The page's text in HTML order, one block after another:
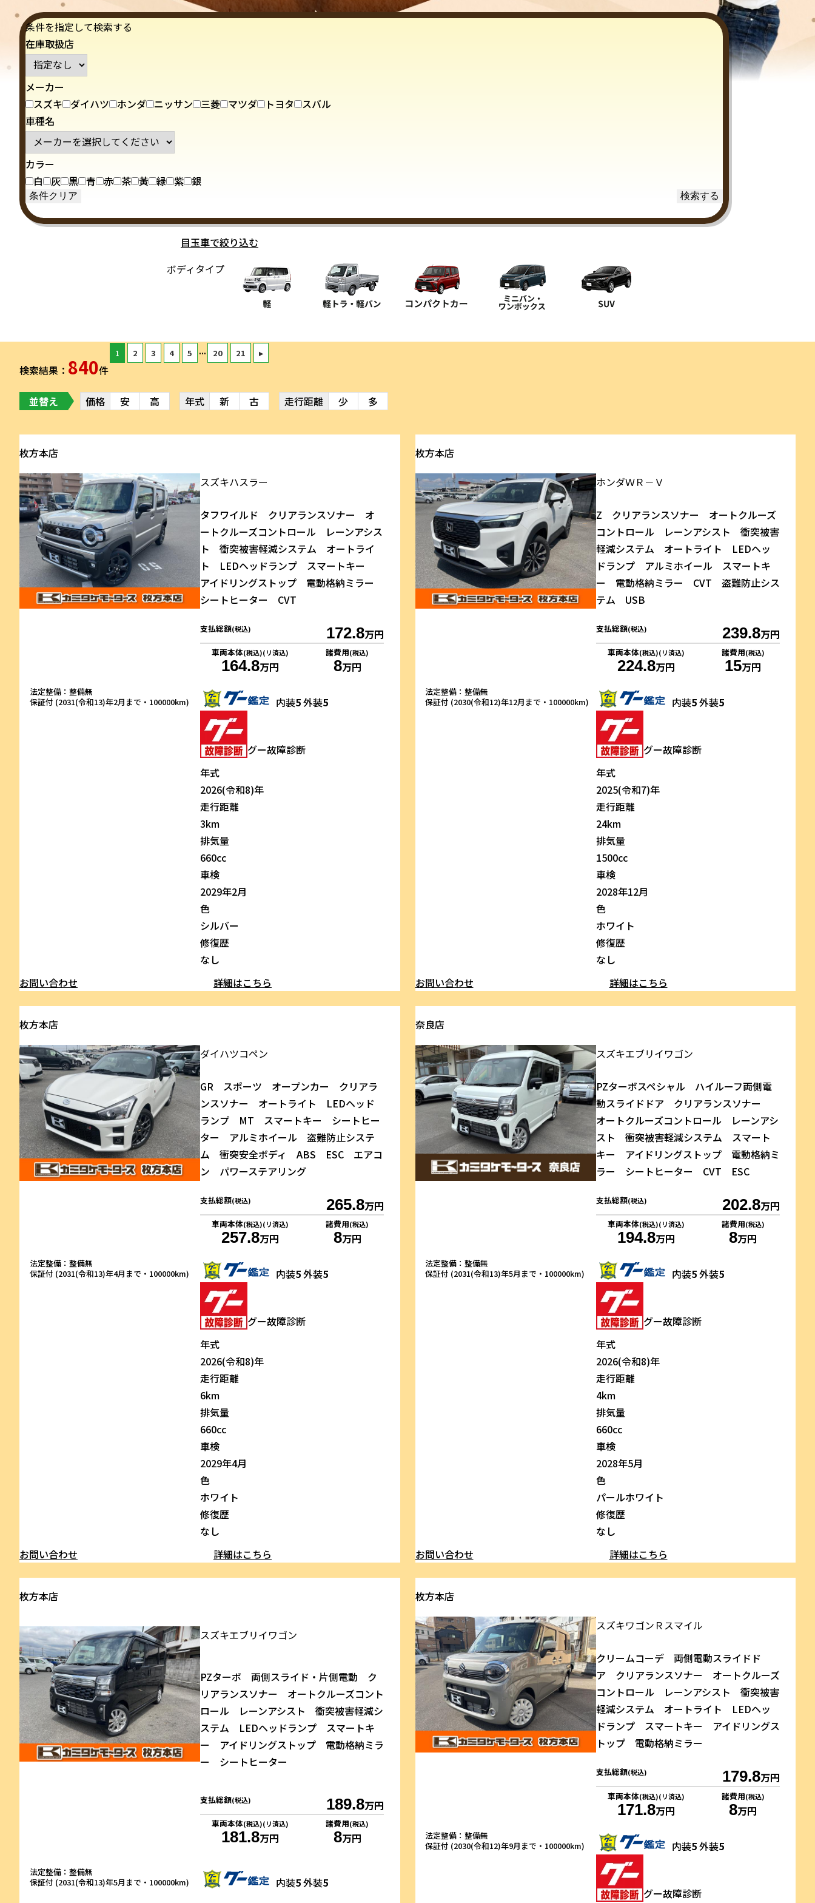
条件を指定して検索する
在庫取扱店
メーカー
スズキ
ダイハツ ホンダ ニッサン 三菱 マツダ トヨタ
スバル
車種名
カラー
白
灰 黒 青 赤 茶 黃 緑 紫 銀
目玉車で絞り込む
ボディタイプ
検索結果： 840件
1 2 3 4 5 ... 20 21 ▸
並替え 価格 安 高 年式 新 古 走行距離 少 多
枚方本店
スズキハスラー
タフワイルド クリアランスソナー オ
ートクルーズコントロール レーンアシス
ト 衝突被害軽減システム オートライ
ト LEDヘッドランプ スマートキー
アイドリングストップ 電動格納ミラー
シートヒーター CVT
支払総額(税込) 172.8万円
車両本体(税込)(リ済込)
164.8万円
諸費用(税込)
8万円
法定整備：整備無
保証付 (2031(令和13)年2月まで・100000km)
内装5外装5
グー故障診断
年式
2026(令和8)年
走行距離
3km
排気量
660cc
車検
2029年2月
色
シルバー
修復歴
なし
お問い合わせ
詳細はこちら
枚方本店
ホンダＷＲ－Ｖ
Z クリアランスソナー オートクルーズ
コントロール レーンアシスト 衝突被害
軽減システム オートライト LEDヘッ
ドランプ アルミホイール スマートキ
ー 電動格納ミラー CVT 盗難防止シス
テム USB
支払総額(税込) 239.8万円
車両本体(税込)(リ済込)
224.8万円
諸費用(税込)
15万円
法定整備：整備無
保証付 (2030(令和12)年12月まで・100000km)
内装5外装5
グー故障診断
年式
2025(令和7)年
走行距離
24km
排気量
1500cc
車検
2028年12月
色
ホワイト
修復歴
なし
お問い合わせ
詳細はこちら
枚方本店
ダイハツコペン
GR スポーツ オープンカー クリアラ
ンスソナー オートライト LEDヘッド
ランプ MT スマートキー シートヒー
ター アルミホイール 盗難防止システ
ム 衝突安全ボディ ABS ESC エアコ
ン パワーステアリング
支払総額(税込) 265.8万円
車両本体(税込)(リ済込)
257.8万円
諸費用(税込)
8万円
法定整備：整備無
保証付 (2031(令和13)年4月まで・100000km)
内装5外装5
グー故障診断
年式
2026(令和8)年
走行距離
6km
排気量
660cc
車検
2029年4月
色
ホワイト
修復歴
なし
お問い合わせ
詳細はこちら
奈良店
スズキエブリイワゴン
PZターボスペシャル ハイルーフ両側電
動スライドドア クリアランスソナー
オートクルーズコントロール レーンアシ
スト 衝突被害軽減システム スマート
キー アイドリングストップ 電動格納ミ
ラー シートヒーター CVT ESC
支払総額(税込) 202.8万円
車両本体(税込)(リ済込)
194.8万円
諸費用(税込)
8万円
法定整備：整備無
保証付 (2031(令和13)年5月まで・100000km)
内装5外装5
グー故障診断
年式
2026(令和8)年
走行距離
4km
排気量
660cc
車検
2028年5月
色
パールホワイト
修復歴
なし
お問い合わせ
詳細はこちら
枚方本店
スズキエブリイワゴン
PZターボ 両側スライド・片側電動 ク
リアランスソナー オートクルーズコント
ロール レーンアシスト 衝突被害軽減シ
ステム LEDヘッドランプ スマートキ
ー アイドリングストップ 電動格納ミラ
ー シートヒーター
支払総額(税込) 189.8万円
車両本体(税込)(リ済込)
181.8万円
諸費用(税込)
8万円
法定整備：整備無
保証付 (2031(令和13)年5月まで・100000km)
内装5外装5
枚方本店
スズキワゴンＲスマイル
クリームコーデ 両側電動スライドド
ア クリアランスソナー オートクルーズ
コントロール レーンアシスト 衝突被害
軽減システム オートライト LEDヘッ
ドランプ スマートキー アイドリングス
トップ 電動格納ミラー
支払総額(税込) 179.8万円
車両本体(税込)(リ済込)
171.8万円
諸費用(税込)
8万円
法定整備：整備無
保証付 (2030(令和12)年9月まで・100000km)
内装5外装5
グー故障診断